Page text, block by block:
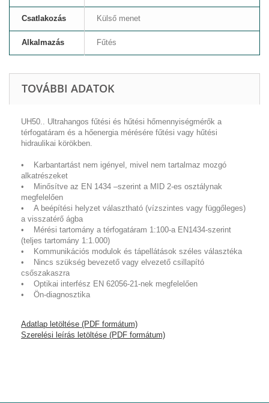
Csatlakozás Külső menet
Alkalmazás Fűtés
TOVÁBBI ADATOK
UH50.. Ultrahangos fűtési és hűtési hőmennyiségmérők a
térfogatáram és a hőenergia mérésére fűtési vagy hűtési
hidraulikai körökben.
• Karbantartást nem igényel, mivel nem tartalmaz mozgó
alkatrészeket
• Minősítve az EN 1434 –szerint a MID 2-es osztálynak
megfelelően
• A beépítési helyzet választható (vízszintes vagy függőleges)
a visszatérő ágba
• Mérési tartomány a térfogatáram 1:100-a EN1434-szerint
(teljes tartomány 1:1.000)
• Kommunikációs modulok és tápellátások széles választéka
• Nincs szükség bevezető vagy elvezető csillapító
csőszakaszra
• Optikai interfész EN 62056-21-nek megfelelően
• Ön-diagnosztika
Adatlap letöltése (PDF formátum)
Szerelési leírás letöltése (PDF formátum)